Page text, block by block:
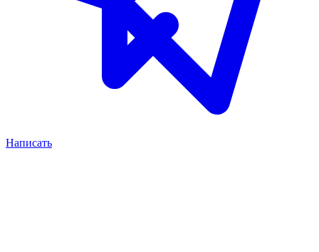
Написать